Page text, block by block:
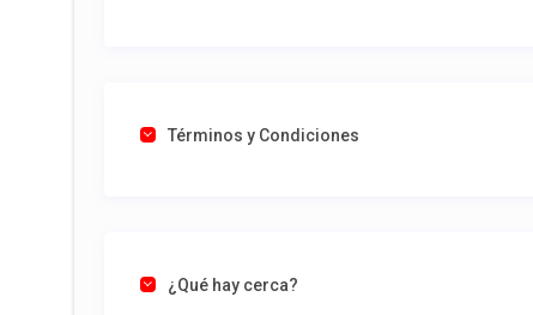
Términos y Condiciones
¿Qué hay cerca?